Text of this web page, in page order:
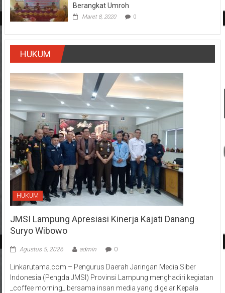
Berangkat Umroh
Maret 8, 2020 0
HUKUM
HUKUM
JMSI Lampung Apresiasi Kinerja Kajati Danang
Suryo Wibowo
Agustus 5, 2026 admin 0
Linkarutama.com – Pengurus Daerah Jaringan Media Siber
Indonesia (Pengda JMSI) Provinsi Lampung menghadiri kegiatan
_coffee morning_ bersama insan media yang digelar Kepala